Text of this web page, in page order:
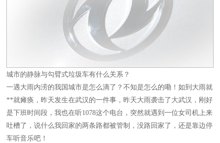
城市的静脉与勾臂式垃圾车有什么关系？
一遇大雨内涝的我国城市是怎么滴了？不知是怎么的嘞！如到大雨就
**就瘫痪，昨天发生在武汉的一件事，昨天大雨袭击了大武汉，刚好
是下班时间段，我也在听1078这个电台，突然就遇到一位女司机上来
吐槽了，说什么我回家的两条路都被管制，没路回家了，还是靠边停
车听音乐吧！